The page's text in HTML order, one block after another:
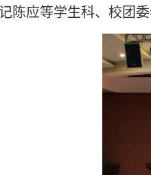
陈应等学生科、校团